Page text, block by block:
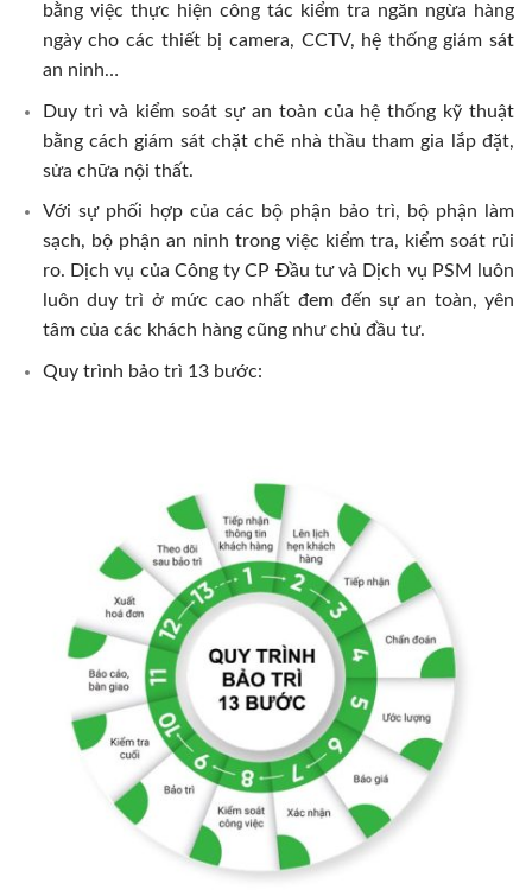
bằng việc thực hiện công tác kiểm tra ngăn ngừa hàng
ngày cho các thiết bị camera, CCTV, hệ thống giám sát
an ninh…
Duy trì và kiểm soát sự an toàn của hệ thống kỹ thuật
bằng cách giám sát chặt chẽ nhà thầu tham gia lắp đặt,
sửa chữa nội thất.
Với sự phối hợp của các bộ phận bảo trì, bộ phận làm
sạch, bộ phận an ninh trong việc kiểm tra, kiểm soát rủi
ro. Dịch vụ của Công ty CP Đầu tư và Dịch vụ PSM luôn
luôn duy trì ở mức cao nhất đem đến sự an toàn, yên
tâm của các khách hàng cũng như chủ đầu tư.
Quy trình bảo trì 13 bước: